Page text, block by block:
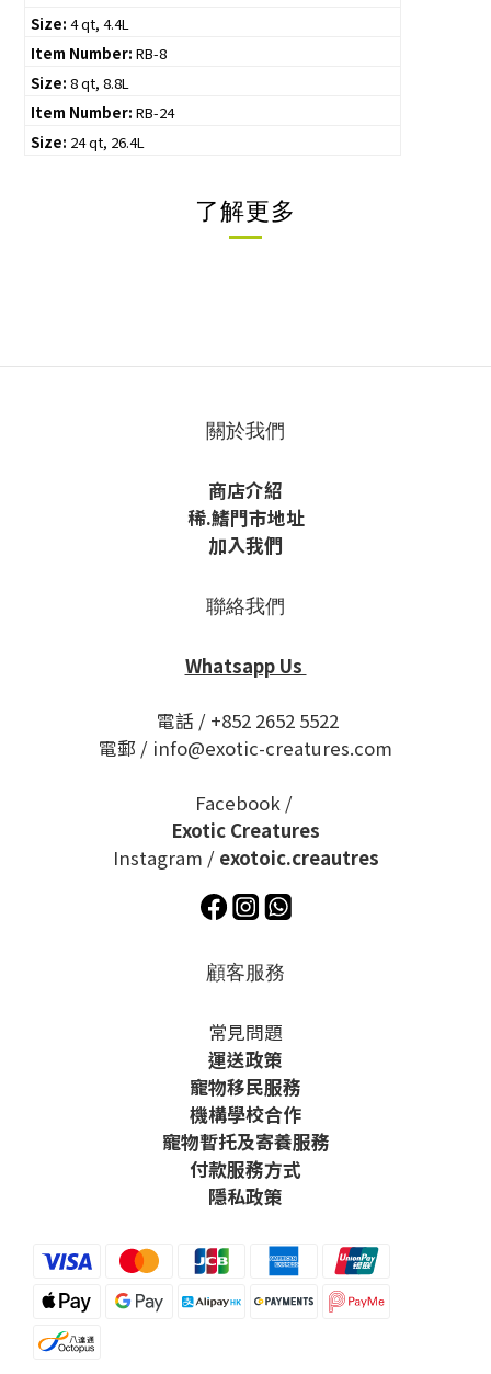
Size: 4 qt, 4.4L
Item Number: RB-8
Size: 8 qt, 8.8L
Item Number: RB-24
Size: 24 qt, 26.4L
了解更多
關於我們
商店介紹
稀.鰭門市地址
加入我們
聯絡我們
Whatsapp Us
電話 / +852 2652 5522
電郵 / info@exotic-creatures.com
Facebook /
Exotic Creatures
Instagram / exotoic.creautres
顧客服務
常見問題
運送政策
寵物移民服務
機構學校合作
寵物暫托及寄養服務
付款服務方式
隱私政策